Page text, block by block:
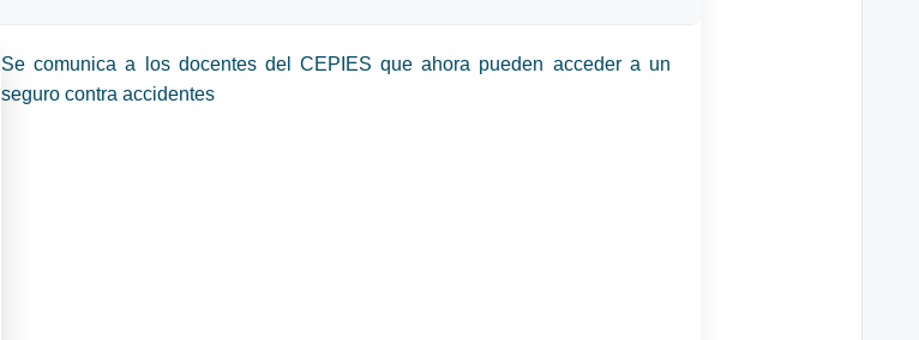
Se comunica a los docentes del CEPIES que ahora pueden acceder a un
seguro contra accidentes